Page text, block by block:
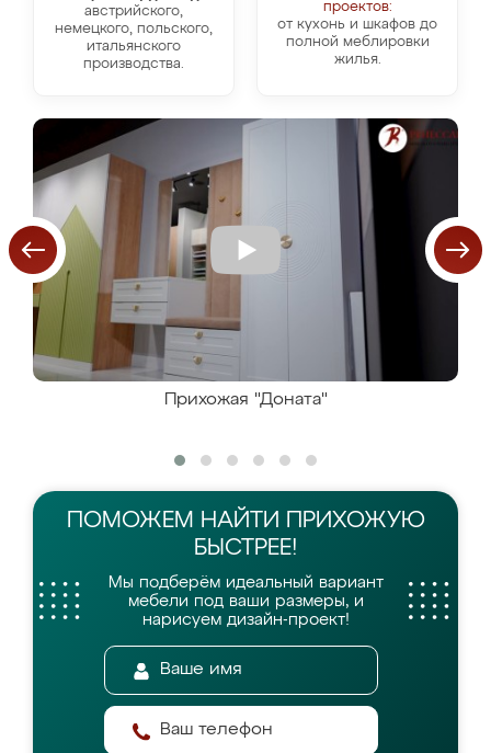
австрийского,
немецкого, польского,
итальянского
производства.
проектов:
от кухонь и шкафов до
полной меблировки
жилья.
Прихожая "Доната"
ПОМОЖЕМ НАЙТИ
ПРИХОЖУЮ
БЫСТРЕЕ!
Мы подберём идеальный вариант
мебели под ваши размеры, и
нарисуем дизайн-проект!